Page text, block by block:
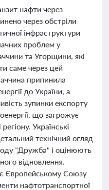
нафти через
через обстріли
інфраструктури
проблем у
та Угорщини, які
саме через цей
припинила
до України, а
зупинки експорту
що загрожує
Українські
технічний огляд
"Дружба" і оцінюють
відновлення.
Європейському Союзу
нафтотранспортної